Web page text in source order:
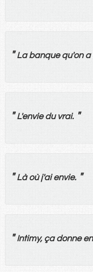
" La banquequ'on a
"L'envie du vrai. "
" Là oùj'ai envie. "
"Intimy, ça donne